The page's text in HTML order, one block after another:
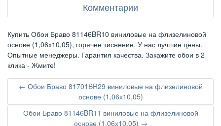
Комментарии
Купить Обои Браво 81146BR10 виниловые на флизелиновой
основе (1,06х10,05), горячее тиснение. У нас лучшие цены.
Опытные менеджеры. Гарантия качества. Закажите обои в 2
клика - Жмите!
← Обои Браво 81701BR29 виниловые на флизелиновой
основе (1,06х10,05)
Обои Браво 81146BR11 виниловые на флизелиновой
основе (1,06х10,05) →